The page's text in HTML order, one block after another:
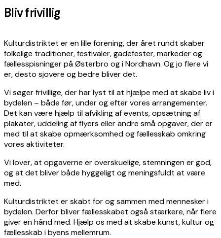
Bliv frivillig
Kulturdistriktet er en lille forening, der året rundt skaber
folkelige traditioner, festivaler, gadefester, markeder og
fællesspisninger på Østerbro og i Nordhavn. Og jo flere vi
er, desto sjovere og bedre bliver det.
Vi søger frivillige, der har lyst til at hjælpe med at skabe liv i
bydelen – både før, under og efter vores arrangementer.
Det kan være hjælp til afvikling af events, opsætning af
plakater, uddeling af flyers eller andre små opgaver, der er
med til at skabe opmærksomhed og fællesskab omkring
vores aktiviteter.
Vi lover, at opgaverne er overskuelige, stemningen er god,
og at det bliver både hyggeligt og meningsfuldt at være
med.
Kulturdistriktet er skabt for og sammen med mennesker i
bydelen. Derfor bliver fællesskabet også stærkere, når flere
giver en hånd med. Hjælp os med at skabe kunst, kultur og
fællesskab i byens mellemrum.